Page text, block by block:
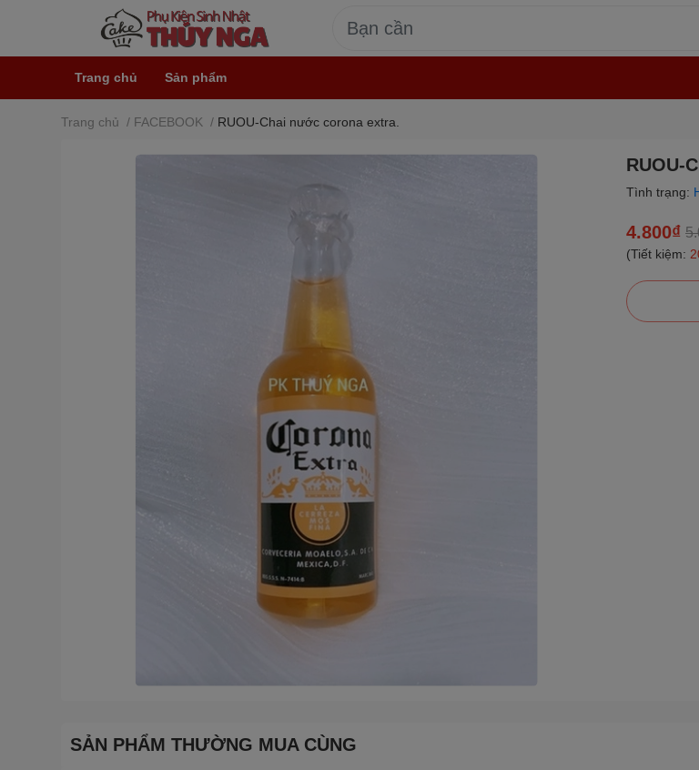
Trang chủ Sản phẩm
Trang chủ / FACEBOOK / RUOU-Chai nước corona extra.
RUOU-
Tình trạng:
4.800₫
(Tiết kiệm:
SẢN PHẨM THƯỜNG MUA CÙNG